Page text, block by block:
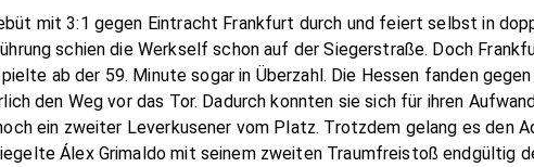
mit 3:1 gegen Eintracht Frankfurt durch und feiert selbst in
schien die Werkself schon auf der Siegerstraße. Doch
ab der 59. Minute sogar in Überzahl. Die Hessen fanden
den Weg vor das Tor. Dadurch konnten sie sich für ihren
ein zweiter Leverkusener vom Platz. Trotzdem gelang es den
Álex Grimaldo mit seinem zweiten Traumfreistoß endgültig